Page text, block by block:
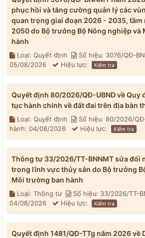
phục hồi và tăng cường quản lý các
quan trọng giai đoạn 2026 - 2035, tầm
2050 do Bộ trưởng Bộ Nông nghiệp và
hành
Loại: Quyết định Số hiệu: 3076/QĐ-
05/08/2026
Hiệu lực: Kiểm tra
Quyết định 80/2026/QĐ-UBND về Quy
tục hành chính về đất đai trên địa bàn
Loại: Quyết định Số hiệu: 80/2026/
hành: 04/08/2026
Hiệu lực: Kiểm tra
Thông tư 33/2026/TT-BNNMT sửa đổi
trong lĩnh vực thủy sản do Bộ trưởng
Môi trường ban hành
Loại: Thông tư Số hiệu: 33/2026/TT-
04/08/2026
Hiệu lực: Kiểm tra
Quyết định 1481/QĐ-TTg năm 2026 về